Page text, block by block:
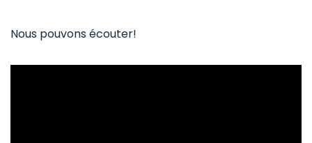
Nous pouvons écouter!